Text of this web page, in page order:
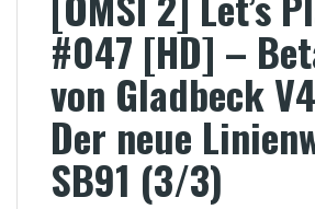
#047 [HD] –
von Gladbeck
Der neue
SB91 (3/3)